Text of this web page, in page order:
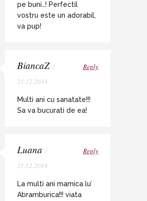
pe buni…! Perfectil
vostru este un adorabil,
va pup!
BiancaZ /
21.12.2014
Reply
Multi ani cu sanatate!!!
Sa va bucurati de ea!
Luana /
21.12.2014
Reply
La multi ani mamica lu’
Abramburica!!! viata